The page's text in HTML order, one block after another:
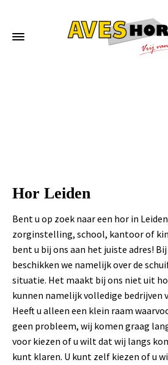
Hor Leiden
Bent u op zoek naar een hor in
zorginstelling, school, kantoor of
bent u bij ons aan het juiste adres! Bij
beschikken we namelijk over de
situatie. Het maakt bij ons niet uit
kunnen namelijk volledige bedrijven
Heeft u alleen een klein raam
geen probleem, wij komen graag
voor kiezen of u wilt dat wij langs
kunt klaren. U kunt zelf kiezen of u